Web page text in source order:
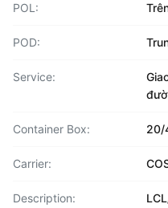
POL:
POD:
Service:
Container Box: 20/
Carrier:
Description: